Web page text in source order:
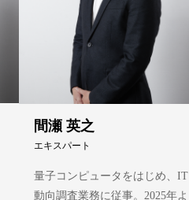
間瀬 英之
エキスパート
量子コンピュータをはじめ、IT
動向調査業務に従事。2025年よ